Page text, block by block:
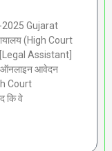
Gujarat
(High Court
Assistant]
ऑनलाइन आवेदन
Court
कि वे